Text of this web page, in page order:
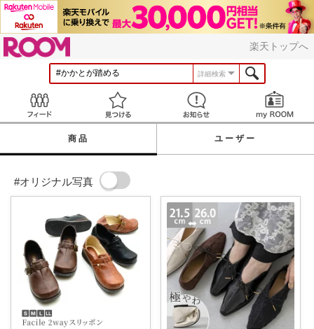
楽天トップへ
詳細検索
見つける お知らせ
商品 ユーザー
#オリジナル写真